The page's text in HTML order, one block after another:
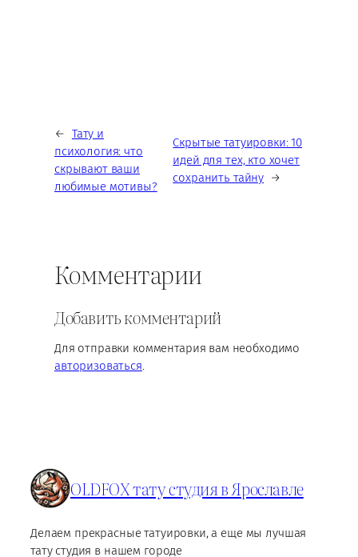
← Тату и
психология: что
скрывают ваши
любимые мотивы?
Скрытые татуировки: 10
идей для тех, кто хочет
сохранить тайну →
Комментарии
Добавить комментарий
Для отправки комментария вам необходимо
авторизоваться.
OLDFOX тату студия в Ярославле
Делаем прекрасные татуировки, а еще мы лучшая
тату студия в нашем городе